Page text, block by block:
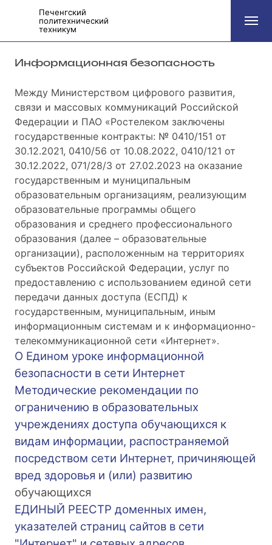
Печенгский
политехнический
техникум
Информационная безопасность
Между Министерством цифрового развития,
связи и массовых коммуникаций Российской
Федерации и ПАО «Ростелеком заключены
государственные контракты: № 0410/151 от
30.12.2021, 0410/56 от 10.08.2022, 0410/121 от
30.12.2022, 071/28/3 от 27.02.2023 на оказание
государственным и муниципальным
образовательным организациям, реализующим
образовательные программы общего
образования и среднего профессионального
образования (далее – образовательные
организации), расположенным на территориях
субъектов Российской Федерации, услуг по
предоставлению с использованием единой сети
передачи данных доступа (ЕСПД) к
государственным, муниципальным, иным
информационным системам и к информационно-
телекоммуникационной сети «Интернет».
О Едином уроке информационной
безопасности в сети Интернет
Методические рекомендации по
ограничению в образовательных
учреждениях доступа обучающихся к
видам информации, распостраняемой
посредством сети Интернет, причиняющей
вред здоровья и (или) развитию
обучающихся
ЕДИНЫЙ РЕЕСТР доменных имен,
указателей страниц сайтов в сети